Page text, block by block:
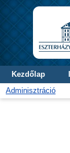
Kezdőlap
Adminisztráció